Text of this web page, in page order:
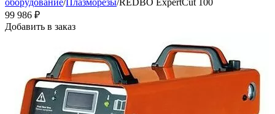
оборудование/ Плазморезы/REDBO ExpertCut 100
99 986 ₽
Добавить в заказ